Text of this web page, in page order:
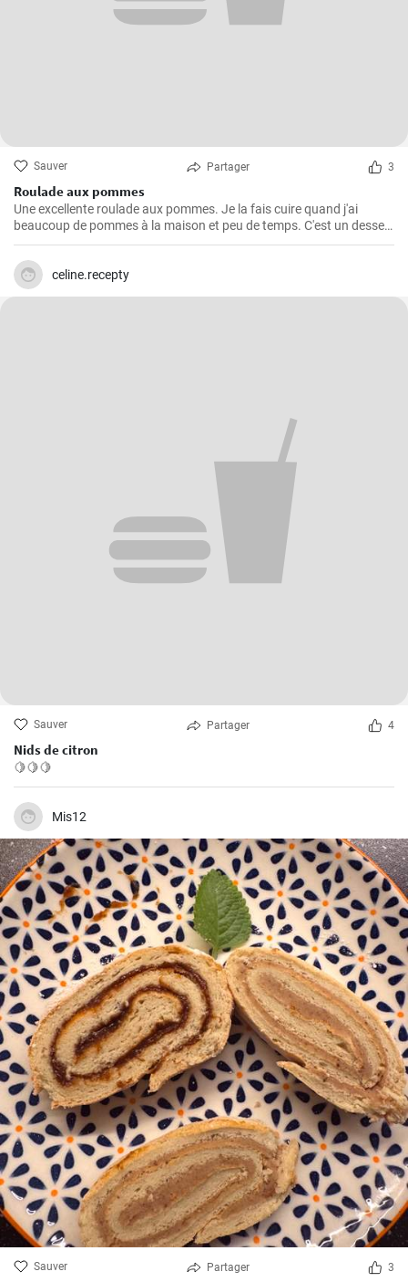
Sauver Partager 3
Roulade aux pommes
Une excellente roulade aux pommes. Je la fais cuire quand j'ai
beaucoup de pommes à la maison et peu de temps. C'est un dessert
rapide et facile qui plait toujours.
celine.recepty
Sauver Partager 4
Nids de citron
🍋🍋🍋
Mis12
Sauver Partager 3